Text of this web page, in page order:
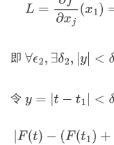
即 ∀ϵ2 ∃δ2 |y <δ 2
令 y=|t t1 |< δ2
F( t)− (F( t1)+L(t−t1)